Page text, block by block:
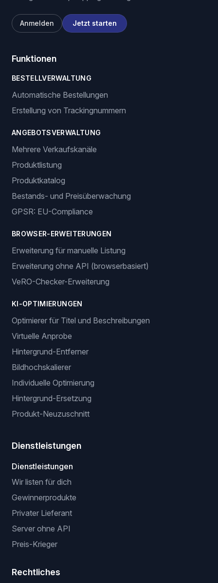
Anmelden Jetzt starten
Funktionen
BESTELLVERWALTUNG
Automatische Bestellungen
Erstellung von Trackingnummern
ANGEBOTSVERWALTUNG
Mehrere Verkaufskanäle
Produktlistung
Produktkatalog
Bestands- und Preisüberwachung
GPSR: EU-Compliance
BROWSER-ERWEITERUNGEN
Erweiterung für manuelle Listung
Erweiterung ohne API (browserbasiert)
VeRO-Checker-Erweiterung
KI-OPTIMIERUNGEN
Optimierer für Titel und Beschreibungen
Virtuelle Anprobe
Hintergrund-Entferner
Bildhochskalierer
Individuelle Optimierung
Hintergrund-Ersetzung
Produkt-Neuzuschnitt
Dienstleistungen
Dienstleistungen
Wir listen für dich
Gewinnerprodukte
Privater Lieferant
Server ohne API
Preis-Krieger
Rechtliches